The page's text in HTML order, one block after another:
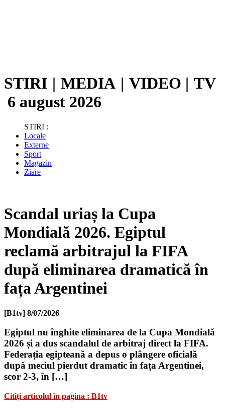
STIRI | MEDIA | VIDEO | TV
6 august 2026
STIRI :
Locale
Externe
Sport
Magazin
Ziare
Scandal uriaș la Cupa
Mondială 2026. Egiptul
reclamă arbitrajul la FIFA
după eliminarea dramatică în
fața Argentinei
[B1tv] 8/07/2026
Egiptul nu înghite eliminarea de la Cupa Mondială
2026 și a dus scandalul de arbitraj direct la FIFA.
Federația egipteană a depus o plângere oficială
după meciul pierdut dramatic în fața Argentinei,
scor 2-3, în […]
Citiți articolul în pagina : B1tv